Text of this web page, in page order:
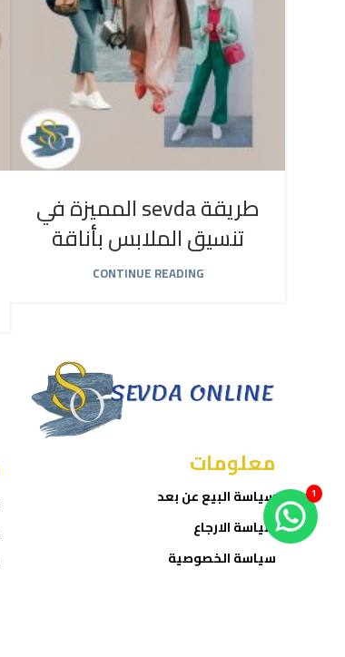
طريقة sevda المميزة في
تنسيق الملابس بأناقة
CONTINUE READING
معلومات
سياسة البيع عن بعد
سياسة الارجاع
سياسة الخصوصية
1